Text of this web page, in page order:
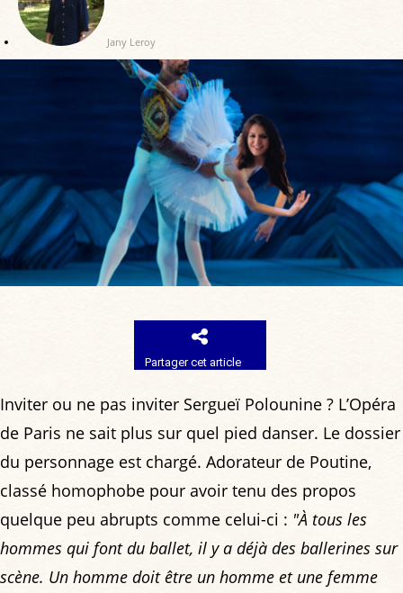
Jany Leroy
Partager cet article
Inviter ou ne pas inviter Sergueï Polounine ? L’Opéra
de Paris ne sait plus sur quel pied danser. Le dossier
du personnage est chargé. Adorateur de Poutine,
classé homophobe pour avoir tenu des propos
quelque peu abrupts comme celui-ci : "À tous les
hommes qui font du ballet, il y a déjà des ballerines sur
scène. Un homme doit être un homme et une femme